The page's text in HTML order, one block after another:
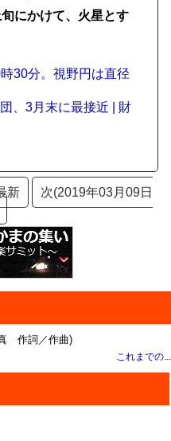
にかけて、火星とす
30分。視野円は直径
、3月末に最接近 | 財
新
次(2019年03月09日
作詞／作曲)
これまでの...